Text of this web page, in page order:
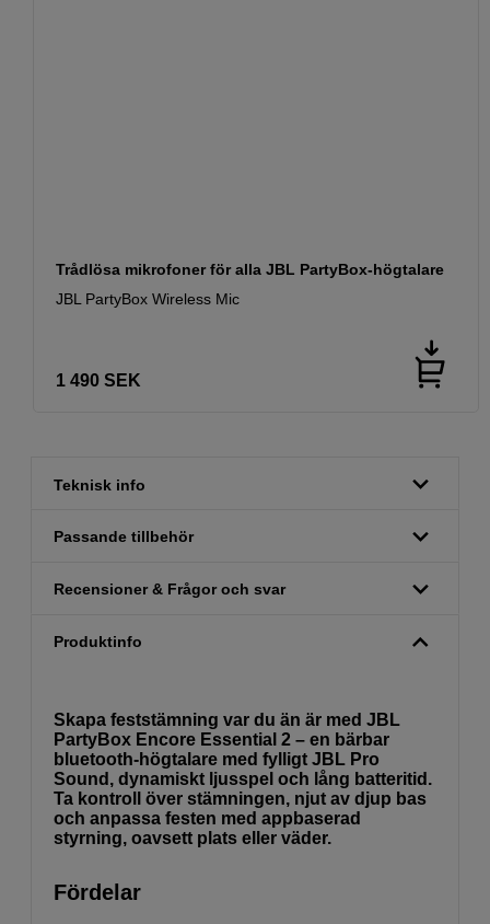
Trådlösa mikrofoner för alla JBL PartyBox-högtalare
JBL PartyBox Wireless Mic
1 490 SEK
Teknisk info
Passande tillbehör
Recensioner & Frågor och svar
Produktinfo
Skapa feststämning var du än är med JBL
PartyBox Encore Essential 2 – en bärbar
bluetooth-högtalare med fylligt JBL Pro
Sound, dynamiskt ljusspel och lång batteritid.
Ta kontroll över stämningen, njut av djup bas
och anpassa festen med appbaserad
styrning, oavsett plats eller väder.
Fördelar